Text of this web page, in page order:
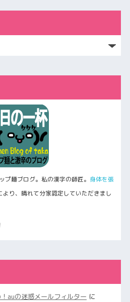
麺ブログ。私の漢字の師匠。 身体を張
より、晴れて分家認定していただきまし
auの迷惑メールフィルター に